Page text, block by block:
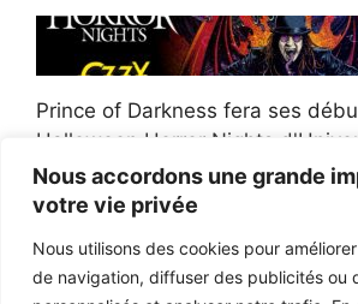
Nous accordons une grande
votre vie privée
Nous utilisons des cookies pour
de navigation, diffuser des publicités ou
Prince of Darkness fera ses
Halloween Horror Nights
Afroman poursuit un policier de